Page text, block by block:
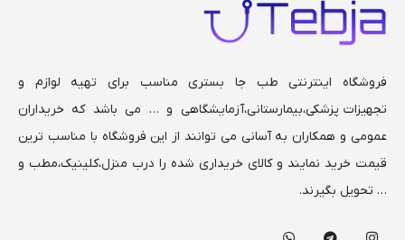
فروشگاه اینترنتی طب جا بستری مناسب برای تهیه لوازم و
تجهیزات پزشکی،بیمارستانی،آزمایشگاهی و … می باشد که خریداران
عمومی و همکاران به آسانی می توانند از این فروشگاه با مناسب ترین
قیمت خرید نمایند و کالای خریداری شده را درب منزل،کلینیک،مطب و
… تحویل بگیرند.